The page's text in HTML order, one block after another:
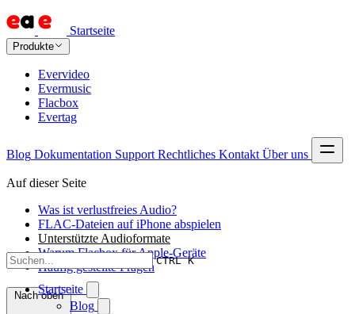
Startseite
Produkte
Evervideo
Evermusic
Flacbox
Evertag
Blog Dokumentation Support Rechtliches Kontakt Über uns
CTRL K
Startseite
Blog
Auf dieser Seite
Was ist verlustfreies Audio?
FLAC-Dateien auf iPhone abspielen
Unterstützte Audioformate
Warum Flacbox für Apple-Geräte
Häufig gestellte Fragen
Nach oben